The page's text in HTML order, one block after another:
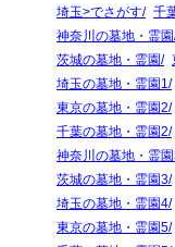
埼玉>でさがす
千
神奈川の墓地・霊園
茨城の墓地・霊園
埼玉の墓地・霊園1
東京の墓地・霊園2
千葉の墓地・霊園2
神奈川の墓地・霊
茨城の墓地・霊園3
埼玉の墓地・霊園4
東京の墓地・霊園5